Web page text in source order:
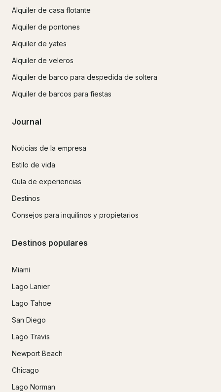
Alquiler de casa flotante
Alquiler de pontones
Alquiler de yates
Alquiler de veleros
Alquiler de barco para despedida de soltera
Alquiler de barcos para fiestas
Journal
Noticias de la empresa
Estilo de vida
Guía de experiencias
Destinos
Consejos para inquilinos y propietarios
Destinos populares
Miami
Lago Lanier
Lago Tahoe
San Diego
Lago Travis
Newport Beach
Chicago
Lago Norman